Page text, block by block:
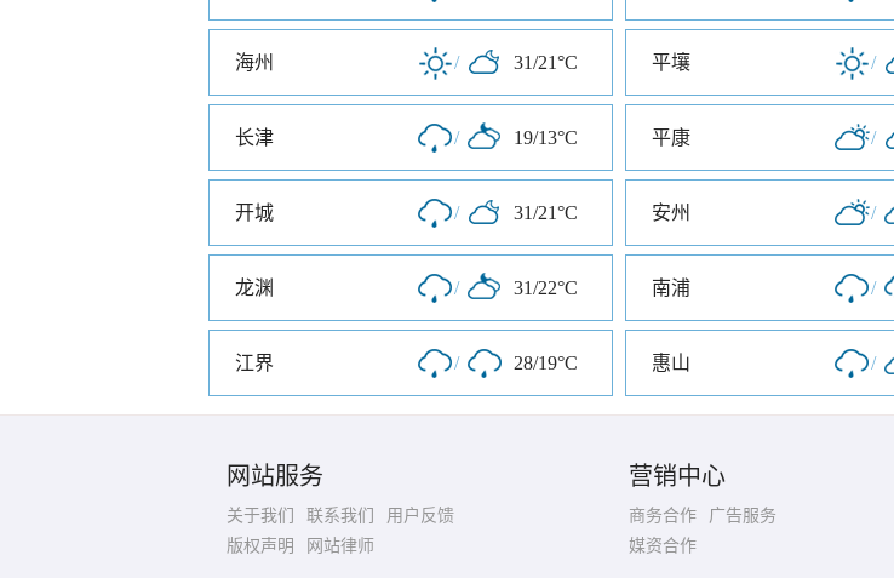
海州 / 31/21°C 平壤 /
长津 / 19/13°C 平康 /
开城 / 31/21°C 安州 /
龙渊 / 31/22°C 南浦 /
江界 / 28/19°C 惠山 /
网站服务
关于我们 联系我们
用户反馈
版权声明
网站律师
营销中心
商务合作
广告服务
媒资合作